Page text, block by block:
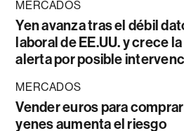
MERCADOS
Yen avanza tras el débil
laboral de EE.UU. y crece la
alerta por posible
MERCADOS
Vender euros para comprar
yenes aumenta el riesgo